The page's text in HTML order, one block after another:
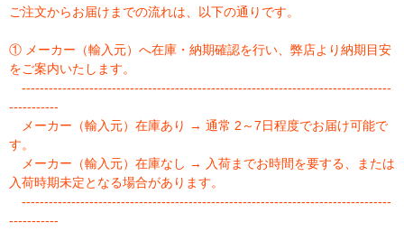
ご注文からお届けまでの流れは、以下の通りです。
① メーカー（輸入元）へ在庫・納期確認を行い、弊店より納期目安
をご案内いたします。
----------------------------------------------------------------------------------
-----------
メーカー（輸入元）在庫あり → 通常 2～7日程度でお届け可能で
す。
メーカー（輸入元）在庫なし → 入荷までお時間を要する、または
入荷時期未定となる場合があります。
----------------------------------------------------------------------------------
-----------